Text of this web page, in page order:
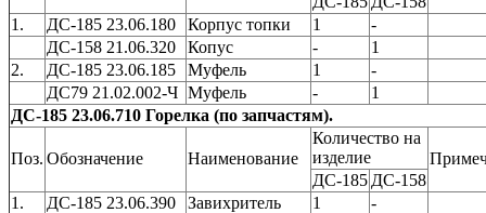
1.
ДС-185 23.06.180 Корпус топки 1
-
ДС-158 21.06.320
Копус -
1
2.
ДС-185 23.06.185 Муфель 1
-
ДС79 21.02.002-Ч Муфель -
1
ДС-185 23.06.710 Горелка (по запчастям).
Поз. Обозначение Наименование
Количество на
изделие
ДС-185 ДС-158
1.
ДС-185 23.06.390 Завихритель 1
-